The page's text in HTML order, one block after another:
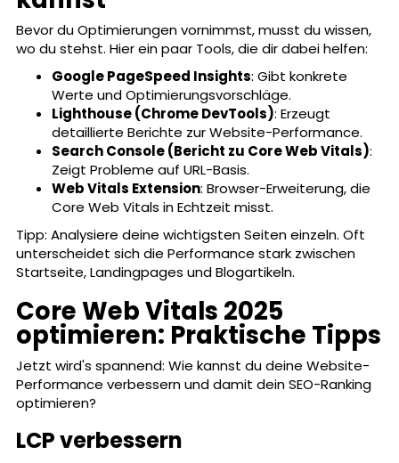
Bevor du Optimierungen vornimmst, musst du wissen,
wo du stehst. Hier ein paar Tools, die dir dabei helfen:
Google PageSpeed Insights: Gibt konkrete
Werte und Optimierungsvorschläge.
Lighthouse (Chrome DevTools): Erzeugt
detaillierte Berichte zur Website-Performance.
Search Console (Bericht zu Core Web Vitals):
Zeigt Probleme auf URL-Basis.
Web Vitals Extension: Browser-Erweiterung, die
Core Web Vitals in Echtzeit misst.
Tipp: Analysiere deine wichtigsten Seiten einzeln. Oft
unterscheidet sich die Performance stark zwischen
Startseite, Landingpages und Blogartikeln.
Core Web Vitals 2025
optimieren: Praktische Tipps
Jetzt wird's spannend: Wie kannst du deine Website-
Performance verbessern und damit dein SEO-Ranking
optimieren?
LCP verbessern